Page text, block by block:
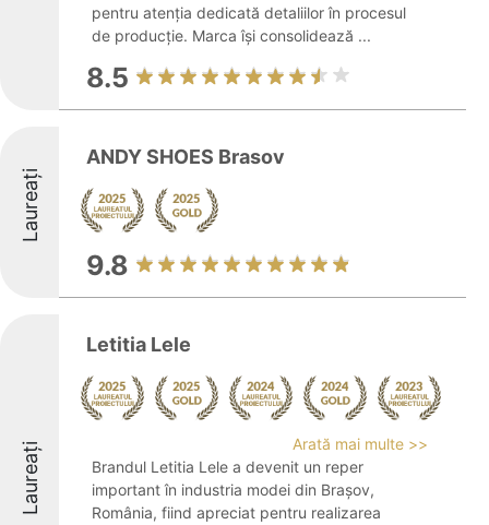
pentru atenția dedicată detaliilor în procesul
de producție. Marca își consolidează ...
8.5
Laureați
ANDY SHOES Brasov
9.8
Laureați
Letitia Lele
Arată mai multe >>
Brandul Letitia Lele a devenit un reper
important în industria modei din Brașov,
România, fiind apreciat pentru realizarea